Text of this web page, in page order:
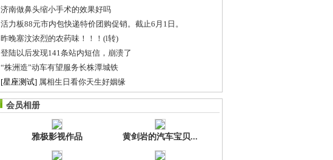
济南做鼻头缩小手术的效果好吗
活力板88元市内包快递特价团购促销。截止6月1日。
昨晚塞汶浓烈的农药味！！！(l转)
登陆以后发现141条站内短信，崩溃了
“株洲造”动车有望服务长株潭城铁
[星座测试] 属相生日看你天生好姻缘
线下VR体验店，如何乱境求生？
经验口袋
会员相册
雅极影视作品 黄剑岩的汽车宝贝...